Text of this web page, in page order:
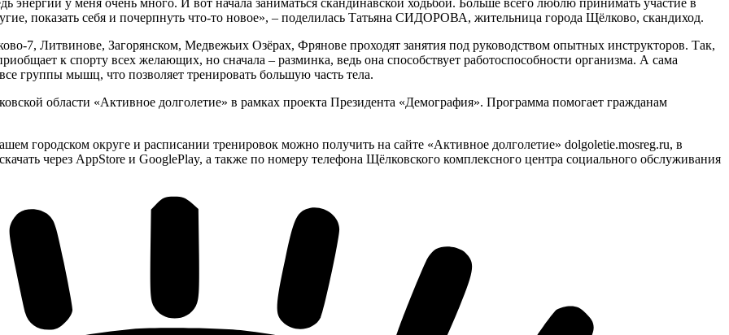
показать себя и почерпнуть что-то новое», – поделилась Татьяна СИДОРОВА, жительница города Щёлково, скандиход.
7, Литвинове, Загорянском, Медвежьих Озёрах, Фрянове проходят занятия под руководством опытных инструкторов. Так,
к спорту всех желающих, но сначала – разминка, ведь она способствует работоспособности организма. А сама
группы мышц, что позволяет тренировать большую часть тела.
области «Активное долголетие» в рамках проекта Президента «Демография». Программа помогает гражданам
городском округе и расписании тренировок можно получить на сайте «Активное долголетие» dolgoletie.mosreg.ru, в
через AppStore и GooglePlay, а также по номеру телефона Щёлковского комплексного центра социального обслуживания